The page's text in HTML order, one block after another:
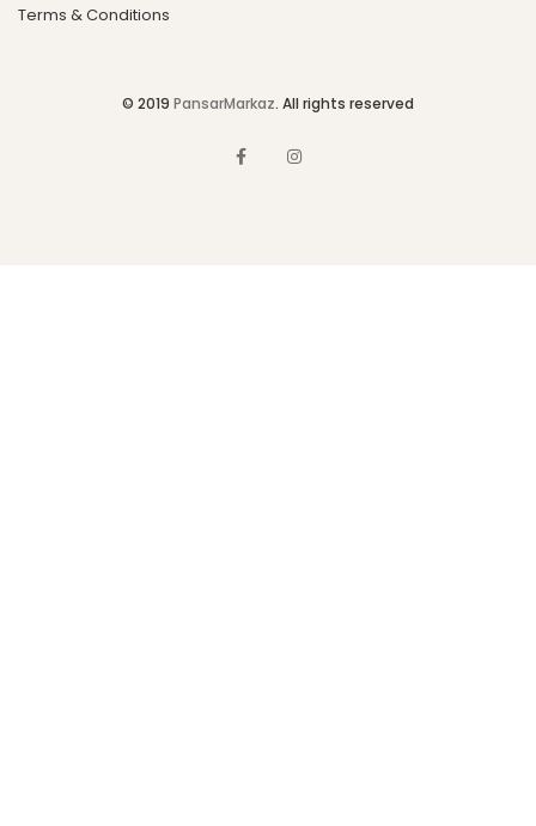
Terms & Conditions
© 2019 PansarMarkaz. All rights reserved